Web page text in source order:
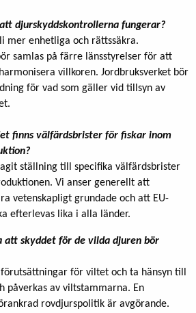
djurskyddskontrollerna fungerar?
mer enhetliga och rättssäkra.
samlas på färre länsstyrelser för att
villkoren. Jordbruksverket bör
för vad som gäller vid tillsyn av
finns välfärdsbrister för fiskar inom
ställning till specifika välfärdsbrister
Vi anser generellt att
vetenskapligt grundade och att EU-
efterlevas lika i alla länder.
att skyddet för de vilda djuren bör
för viltet och ta hänsyn till
påverkas av viltstammarna. En
rovdjurspolitik är avgörande.